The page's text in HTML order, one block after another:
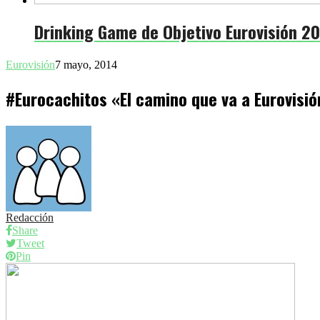
Drinking Game de Objetivo Eurovisión
Eurovisión7 mayo, 2014
#Eurocachitos «El camino que va a
Redacción
Share
Tweet
Pin